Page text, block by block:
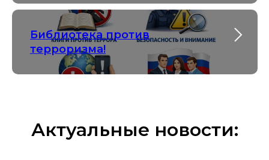
Библиотека против
терроризма!
Актуальные новости: